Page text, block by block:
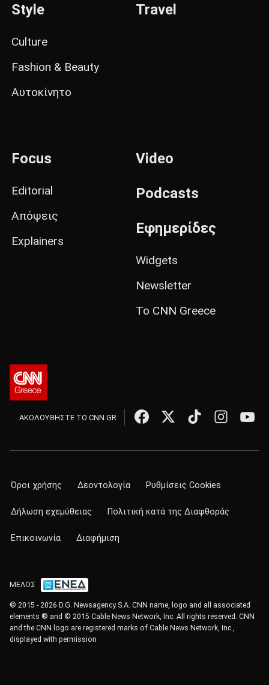
Style
Culture
Fashion & Beauty
Αυτοκίνητο
Travel
Focus
Editorial
Απόψεις
Explainers
Video
Podcasts
Εφημερίδες
Widgets
Newsletter
Το CNN Greece
ΑΚΟΛΟΥΘΗΣΤΕ ΤΟ CNN.GR
Όροι χρήσης Δεοντολογία Ρυθμίσεις Cookies
Δήλωση εχεμύθειας Πολιτική κατά της Διαφθοράς
Επικοινωνία Διαφήμιση
ΜΕΛΟΣ
© 2015 - 2026 D.G. Newsagency S.A. CNN name, logo and all associated
elements ® and © 2015 Cable News Network, Inc. All rights reserved. CNN
and the CNN logo are registered marks of Cable News Network, Inc.,
displayed with permission